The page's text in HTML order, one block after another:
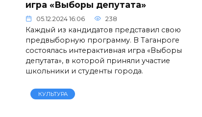
игра «Выборы депутата»
05.12.2024 16:06 238
Каждый из кандидатов представил свою
предвыборную программу. В Таганроге
состоялась интерактивная игра «Выборы
депутата», в которой приняли участие
школьники и студенты города.
КУЛЬТУРА